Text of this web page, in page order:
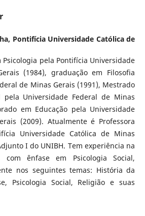
Pontifícia Universidade Católica de
Psicologia pela Pontifícia Universidade
(1984), graduação em Filosofia
de Minas Gerais (1991), Mestrado
pela Universidade Federal de Minas
em Educação pela Universidade
(2009). Atualmente é Professora
Universidade Católica de Minas
I do UNIBH. Tem experiência na
com ênfase em Psicologia Social,
nos seguintes temas: História da
Psicologia Social, Religião e suas